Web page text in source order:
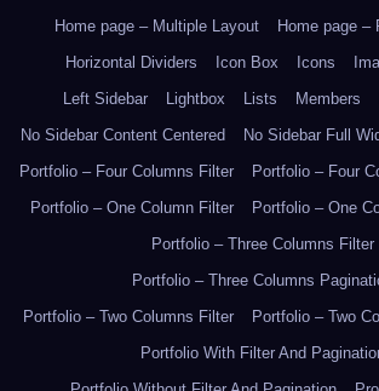
Home page – Multiple Layout
Home page –
Horizontal Dividers
Icon Box Icons
Left Sidebar
Lightbox Lists Members
No Sidebar Content Centered
No Sidebar Full
Portfolio – Four Columns Filter
Portfolio – Four
Portfolio – One Column Filter
Portfolio – One
Portfolio – Three Columns Filter
Portfolio – Three Columns
Portfolio – Two Columns Filter
Portfolio – Two
Portfolio With Filter And